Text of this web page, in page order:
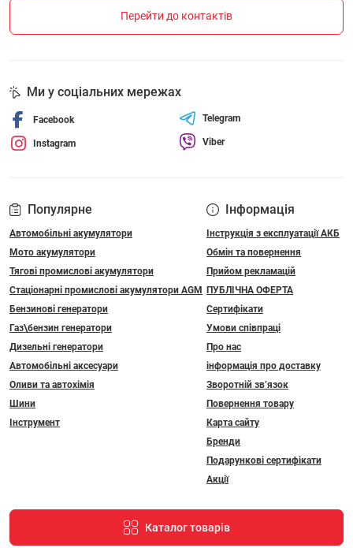
Перейти до контактів
Популярне
Автомобільні акумулятори
Мото акумулятори
Тягові промислові акумулятори
Стаціонарні промислові акумулятори АGM
Бензинові генератори
Газ\бензин генератори
Дизельні генератори
Автомобільні аксесуари
Оливи та автохімія
Шини
Інструмент
Інформація
Інструкція з експлуатації АКБ
Обмін та повернення
Прийом рекламацій
ПУБЛІЧНА ОФЕРТА
Сертифікати
Умови співпраці
Про нас
інформація про доставку
Зворотній зв’язок
Повернення товару
Карта сайту
Бренди
Подарункові сертифікати
Акції
Каталог товарів
Ми у соціальних мережах
Facebook
Instagram
Telegram
Viber